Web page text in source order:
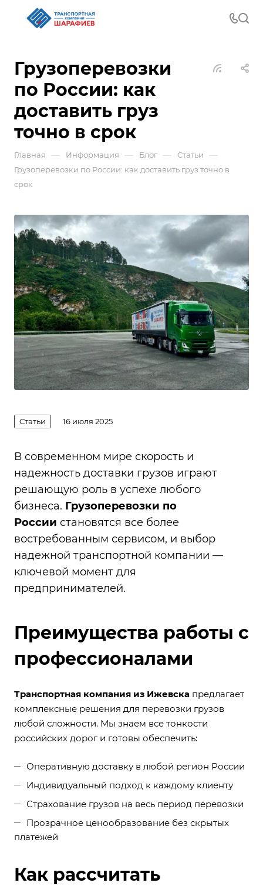
Грузоперевозки
по России: как
доставить груз
точно в срок
Главная — Информация — Блог — Статьи —
Грузоперевозки по России: как доставить груз точно в
срок
Статьи 16 июля 2025
В современном мире скорость и
надежность доставки грузов играют
решающую роль в успехе любого
бизнеса. Грузоперевозки по
России становятся все более
востребованным сервисом, и выбор
надежной транспортной компании —
ключевой момент для
предпринимателей.
Преимущества работы с
профессионалами
Транспортная компания из Ижевска предлагает
комплексные решения для перевозки грузов
любой сложности. Мы знаем все тонкости
российских дорог и готовы обеспечить:
Оперативную доставку в любой регион России
Индивидуальный подход к каждому клиенту
Страхование грузов на весь период перевозки
Прозрачное ценообразование без скрытых
платежей
Как рассчитать